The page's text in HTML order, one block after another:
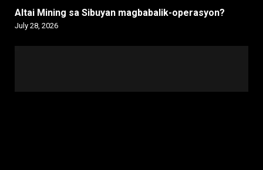
Altai Mining sa Sibuyan magbabalik-operasyon?
July 28, 2026